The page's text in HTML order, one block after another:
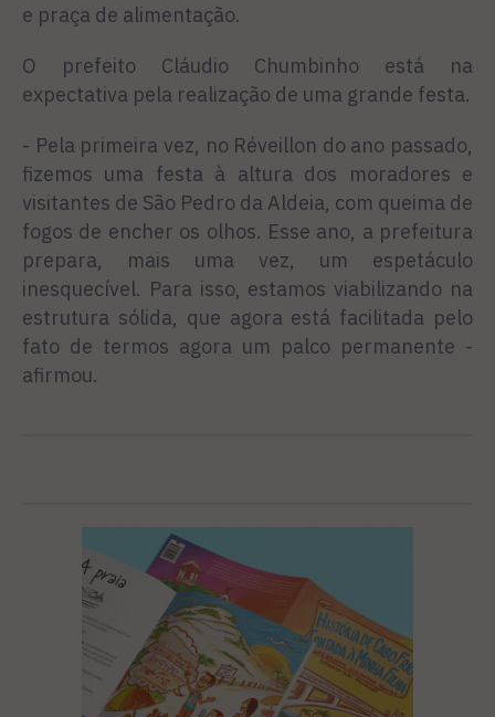
e praça de alimentação.
O prefeito Cláudio Chumbinho está na
expectativa pela realização de uma grande festa.
- Pela primeira vez, no Réveillon do ano passado,
fizemos uma festa à altura dos moradores e
visitantes de São Pedro da Aldeia, com queima de
fogos de encher os olhos. Esse ano, a prefeitura
prepara, mais uma vez, um espetáculo
inesquecível. Para isso, estamos viabilizando na
estrutura sólida, que agora está facilitada pelo
fato de termos agora um palco permanente -
afirmou.